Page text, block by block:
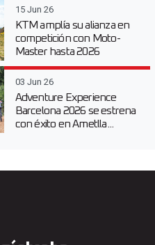
15 Jun 26
KTM amplía su alianza en
competición con Moto-
Master hasta 2026
03 Jun 26
Adventure Experience
Barcelona 2026 se estrena
con éxito en Ametlla...